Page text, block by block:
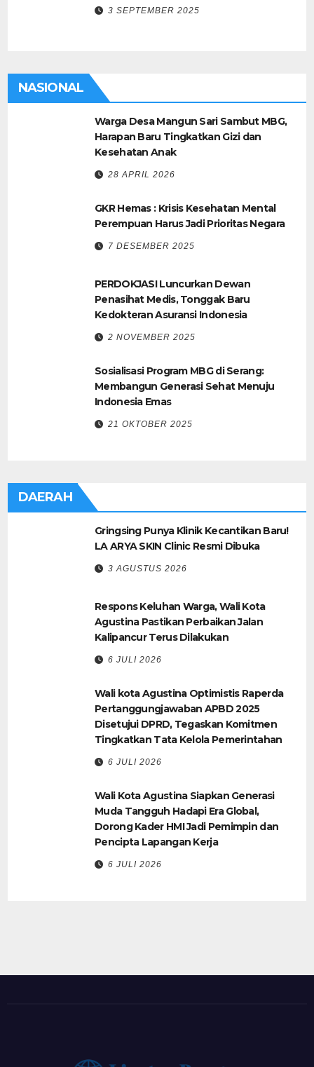
3 SEPTEMBER 2025
NASIONAL
Warga Desa Mangun Sari Sambut MBG,
Harapan Baru Tingkatkan Gizi dan
Kesehatan Anak
28 APRIL 2026
GKR Hemas : Krisis Kesehatan Mental
Perempuan Harus Jadi Prioritas Negara
7 DESEMBER 2025
PERDOKJASI Luncurkan Dewan
Penasihat Medis, Tonggak Baru
Kedokteran Asuransi Indonesia
2 NOVEMBER 2025
Sosialisasi Program MBG di Serang:
Membangun Generasi Sehat Menuju
Indonesia Emas
21 OKTOBER 2025
DAERAH
Gringsing Punya Klinik Kecantikan Baru!
LA ARYA SKIN Clinic Resmi Dibuka
3 AGUSTUS 2026
Respons Keluhan Warga, Wali Kota
Agustina Pastikan Perbaikan Jalan
Kalipancur Terus Dilakukan
6 JULI 2026
Wali kota Agustina Optimistis Raperda
Pertanggungjawaban APBD 2025
Disetujui DPRD, Tegaskan Komitmen
Tingkatkan Tata Kelola Pemerintahan
6 JULI 2026
Wali Kota Agustina Siapkan Generasi
Muda Tangguh Hadapi Era Global,
Dorong Kader HMI Jadi Pemimpin dan
Pencipta Lapangan Kerja
6 JULI 2026